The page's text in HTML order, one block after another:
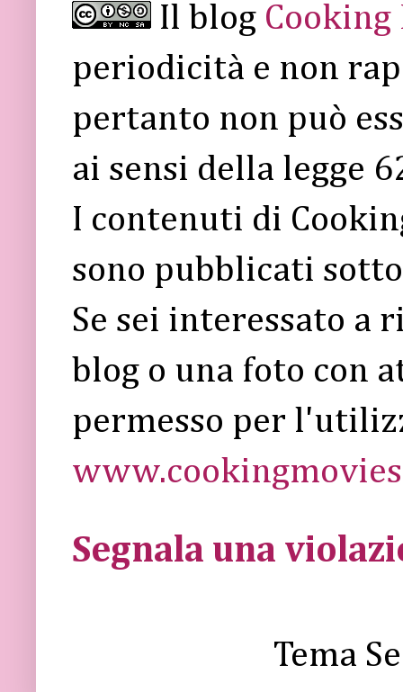
Il blog Cooking
periodicità e non
pertanto non può
ai sensi della legge
I contenuti di
sono pubblicati
Se sei interessato a
blog o una foto con
permesso per
Segnala una
Tema